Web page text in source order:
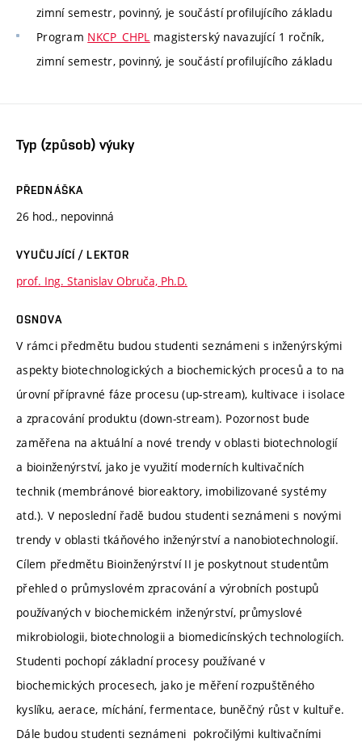
zimní semestr, povinný, je součástí profilujícího základu
Program NKCP_CHPL magisterský navazující 1 ročník,
zimní semestr, povinný, je součástí profilujícího základu
Typ (způsob) výuky
PŘEDNÁŠKA
26 hod., nepovinná
VYUČUJÍCÍ / LEKTOR
prof. Ing. Stanislav Obruča, Ph.D.
OSNOVA
V rámci předmětu budou studenti seznámeni s inženýrskými
aspekty biotechnologických a biochemických procesů a to na
úrovní přípravné fáze procesu (up-stream), kultivace i isolace
a zpracování produktu (down-stream). Pozornost bude
zaměřena na aktuální a nové trendy v oblasti biotechnologií
a bioinženýrství, jako je využití moderních kultivačních
technik (membránové bioreaktory, imobilizované systémy
atd.). V neposlední řadě budou studenti seznámeni s novými
trendy v oblasti tkáňového inženýrství a nanobiotechnologií.
Cílem předmětu Bioinženýrství II je poskytnout studentům
přehled o průmyslovém zpracování a výrobních postupů
používaných v biochemickém inženýrství, průmyslové
mikrobiologii, biotechnologii a biomedicínských technologiích.
Studenti pochopí základní procesy používané v
biochemických procesech, jako je měření rozpuštěného
kyslíku, aerace, míchání, fermentace, buněčný růst v kultuře.
Dále budou studenti seznámeni pokročilými kultivačními